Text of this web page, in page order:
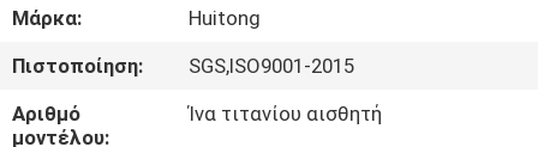
VR
ΠΑΡΟΥΣΙΆΣΤΕ
ΠΕΡΊΠΟΥ
Μάρκα:
Huitong
Πιστοποίηση:
SGS,ISO9001-2015
Αριθμό
μοντέλου:
Ίνα τιτανίου αισθητή